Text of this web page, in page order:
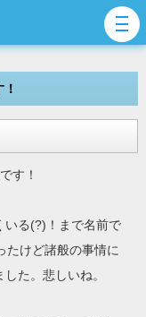
す！
いる(?)！まで名前で
たけど諸般の事情に
た。悲しいね。